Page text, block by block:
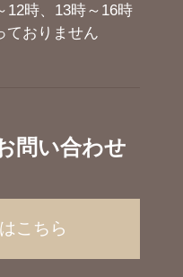
12時、13時～16時
ておりません
問い合わせ
こちら